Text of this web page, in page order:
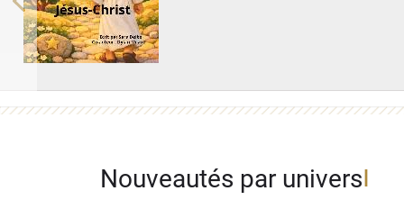
Previous
Nouveautés par univers